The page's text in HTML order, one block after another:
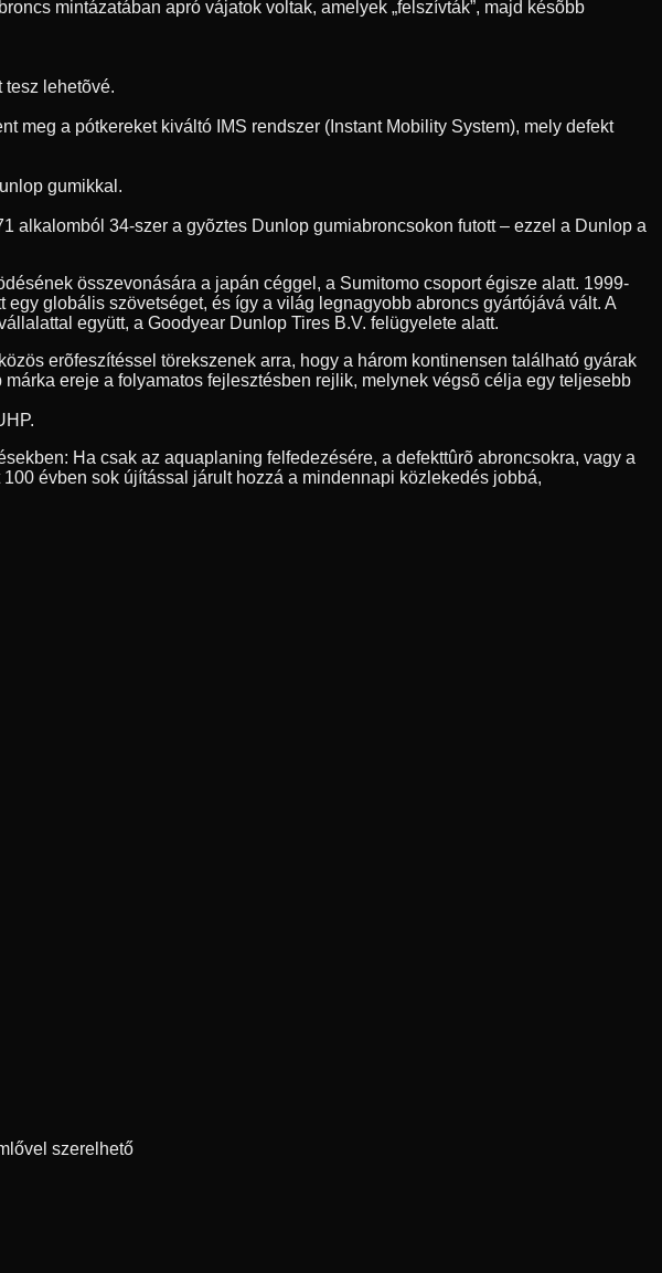
mintázatában apró vájatok voltak, amelyek „felszívták”, majd késõbb
tesz lehetõvé.
meg a pótkereket kiváltó IMS rendszer (Instant Mobility System), mely defekt
gumikkal.
alkalomból 34-szer a gyõztes Dunlop gumiabroncsokon futott – ezzel a Dunlop a
összevonására a japán céggel, a Sumitomo csoport égisze alatt. 1999-
globális szövetséget, és így a világ legnagyobb abroncs gyártójává vált. A
együtt, a Goodyear Dunlop Tires B.V. felügyelete alatt.
erõfeszítéssel törekszenek arra, hogy a három kontinensen található gyárak
ereje a folyamatos fejlesztésben rejlik, melynek végsõ célja egy teljesebb
Ha csak az aquaplaning felfedezésére, a defekttûrõ abroncsokra, vagy a
évben sok újítással járult hozzá a mindennapi közlekedés jobbá,
szerelhető